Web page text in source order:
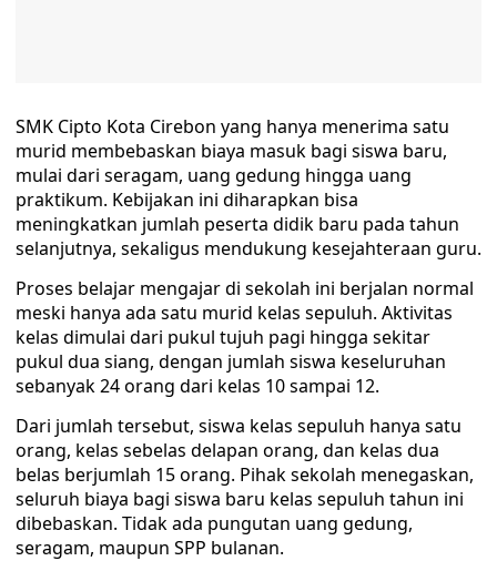
SMK Cipto Kota Cirebon yang hanya menerima satu
murid membebaskan biaya masuk bagi siswa baru,
mulai dari seragam, uang gedung hingga uang
praktikum. Kebijakan ini diharapkan bisa
meningkatkan jumlah peserta didik baru pada tahun
selanjutnya, sekaligus mendukung kesejahteraan guru.
Proses belajar mengajar di sekolah ini berjalan normal
meski hanya ada satu murid kelas sepuluh. Aktivitas
kelas dimulai dari pukul tujuh pagi hingga sekitar
pukul dua siang, dengan jumlah siswa keseluruhan
sebanyak 24 orang dari kelas 10 sampai 12.
Dari jumlah tersebut, siswa kelas sepuluh hanya satu
orang, kelas sebelas delapan orang, dan kelas dua
belas berjumlah 15 orang. Pihak sekolah menegaskan,
seluruh biaya bagi siswa baru kelas sepuluh tahun ini
dibebaskan. Tidak ada pungutan uang gedung,
seragam, maupun SPP bulanan.